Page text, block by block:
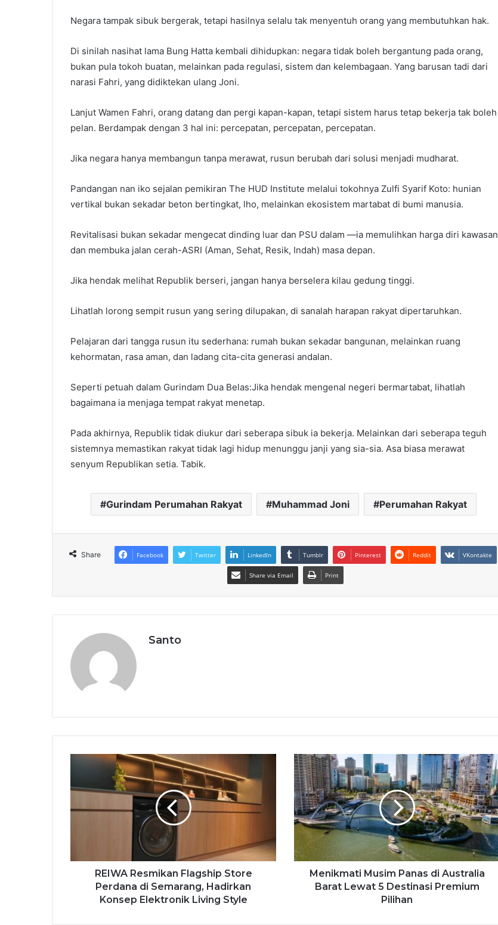
Negara tampak sibuk bergerak, tetapi hasilnya selalu tak menyentuh orang yang membutuhkan hak.
Di sinilah nasihat lama Bung Hatta kembali dihidupkan: negara tidak boleh bergantung pada orang,
bukan pula tokoh buatan, melainkan pada regulasi, sistem dan kelembagaan. Yang barusan tadi dari
narasi Fahri, yang didiktekan ulang Joni.
Lanjut Wamen Fahri, orang datang dan pergi kapan-kapan, tetapi sistem harus tetap bekerja tak boleh
pelan. Berdampak dengan 3 hal ini: percepatan, percepatan, percepatan.
Jika negara hanya membangun tanpa merawat, rusun berubah dari solusi menjadi mudharat.
Pandangan nan iko sejalan pemikiran The HUD Institute melalui tokohnya Zulfi Syarif Koto: hunian
vertikal bukan sekadar beton bertingkat, lho, melainkan ekosistem martabat di bumi manusia.
Revitalisasi bukan sekadar mengecat dinding luar dan PSU dalam —ia memulihkan harga diri kawasan
dan membuka jalan cerah-ASRI (Aman, Sehat, Resik, Indah) masa depan.
Jika hendak melihat Republik berseri, jangan hanya berselera kilau gedung tinggi.
Lihatlah lorong sempit rusun yang sering dilupakan, di sanalah harapan rakyat dipertaruhkan.
Pelajaran dari tangga rusun itu sederhana: rumah bukan sekadar bangunan, melainkan ruang
kehormatan, rasa aman, dan ladang cita-cita generasi andalan.
Seperti petuah dalam Gurindam Dua Belas:Jika hendak mengenal negeri bermartabat, lihatlah
bagaimana ia menjaga tempat rakyat menetap.
Pada akhirnya, Republik tidak diukur dari seberapa sibuk ia bekerja. Melainkan dari seberapa teguh
sistemnya memastikan rakyat tidak lagi hidup menunggu janji yang sia-sia. Asa biasa merawat
senyum Republikan setia. Tabik.
Gurindam Perumahan Rakyat Muhammad Joni Perumahan Rakyat
Share Facebook Twitter LinkedIn Tumblr Pinterest Reddit VKontakte
Share via Email Print
Santo
REIWA Resmikan Flagship Store
Perdana di Semarang, Hadirkan
Konsep Elektronik Living Style
Menikmati Musim Panas di Australia
Barat Lewat 5 Destinasi Premium
Pilihan